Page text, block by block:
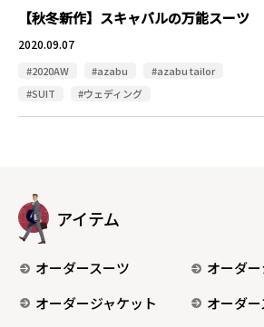
【秋冬新作】スキャバルの万能スーツ
2020.09.07
#2020AW #azabu
#azabu tailor
#SUIT
#ウェディング
アイテム
オーダースーツ
オーダ
オーダージャケット
オーダ